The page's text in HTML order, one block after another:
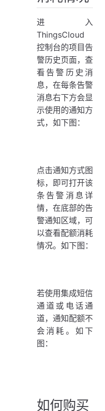
进入
ThingsCloud
控制台的项目告
警历史页面，查
看告警历史消
息，在每条告警
消息右下方会显
示使用的通知方
式，如下图：
点击通知方式图
标，即可打开该
条告警消息详
情，在底部的告
警通知区域，可
以查看配额消耗
情况。如下图：
若使用集成短信
通道或电话通
道，通知配额不
会消耗。如下
图：